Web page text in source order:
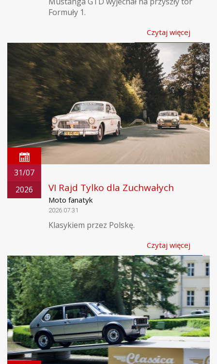
Formuły 1.
Czytaj więcej
31/07
2026
VI Rajd Tylko dla Zuchwałych
Moto fanatyk
2026.07.31
Klasykiem przez Polskę.
Czytaj więcej